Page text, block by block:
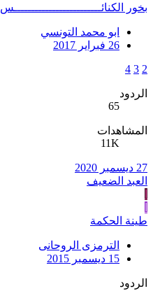
بخور الكنائـــــــــــــــــــــــــس
ابو محمد التونسي
26 فبراير 2017
2
3
4
الردود
65
المشاهدات
11K
27 ديسمبر 2020
العبد الضعيف
طينة الحكمة
الترمزى الروحانى
15 ديسمبر 2015
الردود